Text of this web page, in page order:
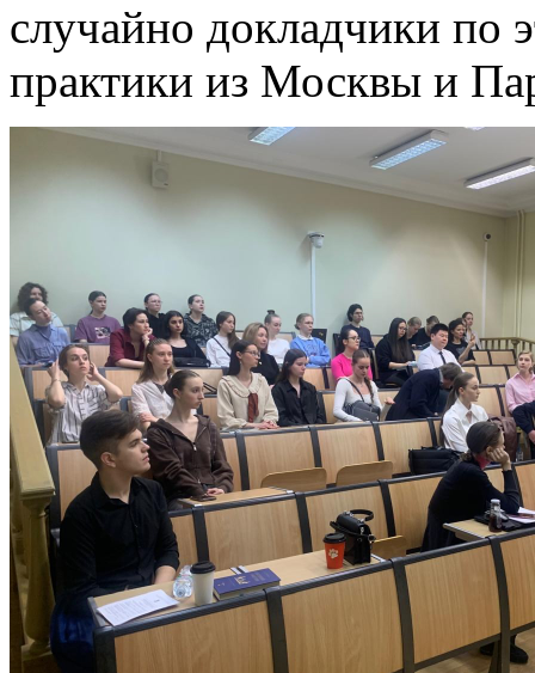
случайно докладчики по
практики из Москвы и